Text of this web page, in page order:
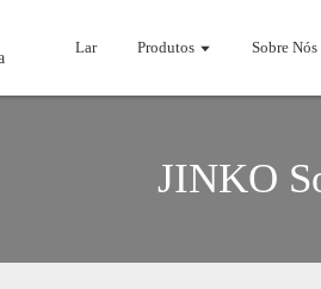
Lar Produtos Sobre Nós
JINKO